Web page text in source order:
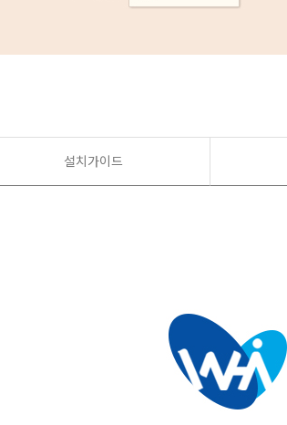
설치가이드